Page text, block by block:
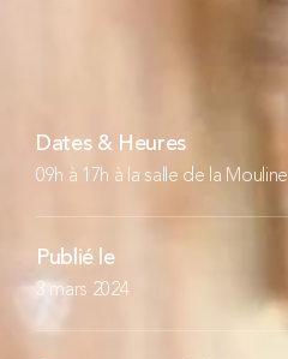
Dates & Heures
09h à 17h à la salle de la Mouline
Publié le
3 mars 2024